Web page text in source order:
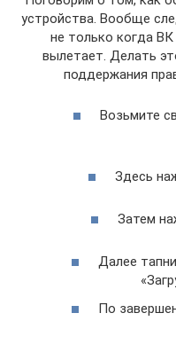
устройства. Вообще
не только когда
вылетает. Делать
поддержания
Возьмите
Здесь
Затем
Далее
По